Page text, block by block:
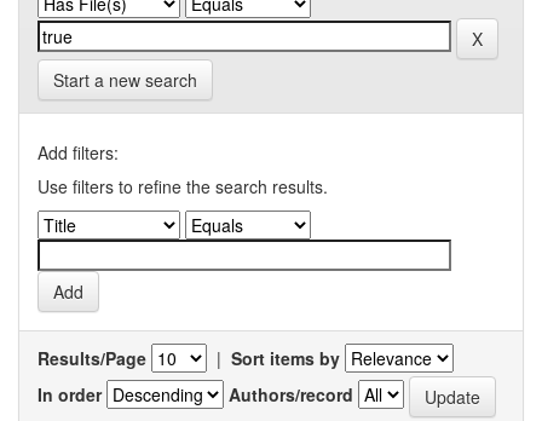
Start a new search
Add filters:
Use filters to refine the search results.
Results/Page | Sort items by
In order
Authors/record